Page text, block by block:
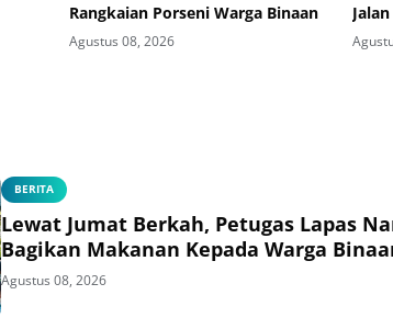
Rangkaian Porseni Warga Binaan
Agustus 08, 2026
BERITA
Lewat Jumat Berkah, Petugas Lapas
Bagikan Makanan Kepada Warga
Agustus 08, 2026